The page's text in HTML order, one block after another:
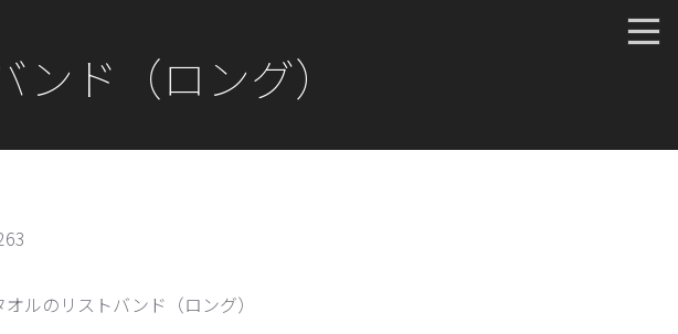
ド（ロング）
オルのリストバンド（ロング）